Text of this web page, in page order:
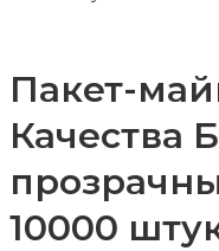
Пакет-
Качества
10000